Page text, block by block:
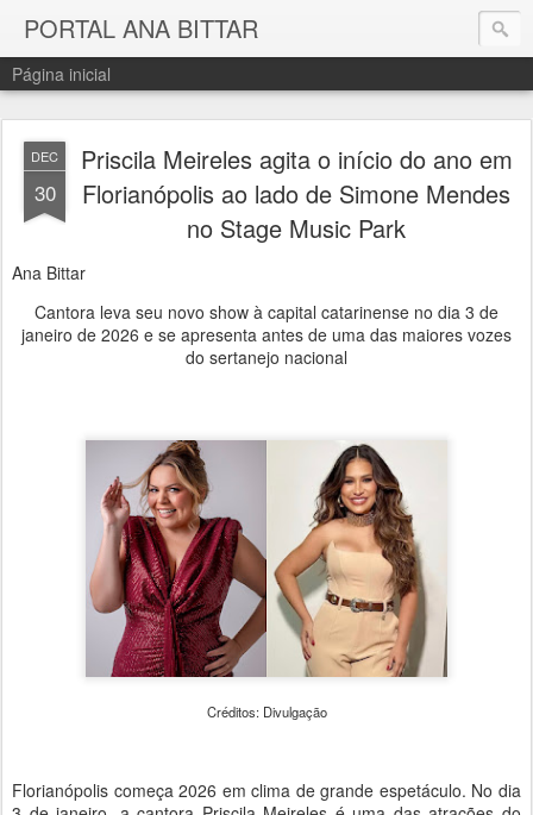
PORTAL ANA BITTAR
Página inicial
DEC
30
Priscila Meireles agita o início do ano em
Florianópolis ao lado de Simone Mendes
no Stage Music Park
Ana Bittar
Cantora leva seu novo show à capital catarinense no dia 3 de
janeiro de 2026 e se apresenta antes de uma das maiores vozes
do sertanejo nacional
Créditos: Divulgação
Florianópolis começa 2026 em clima de grande espetáculo. No dia